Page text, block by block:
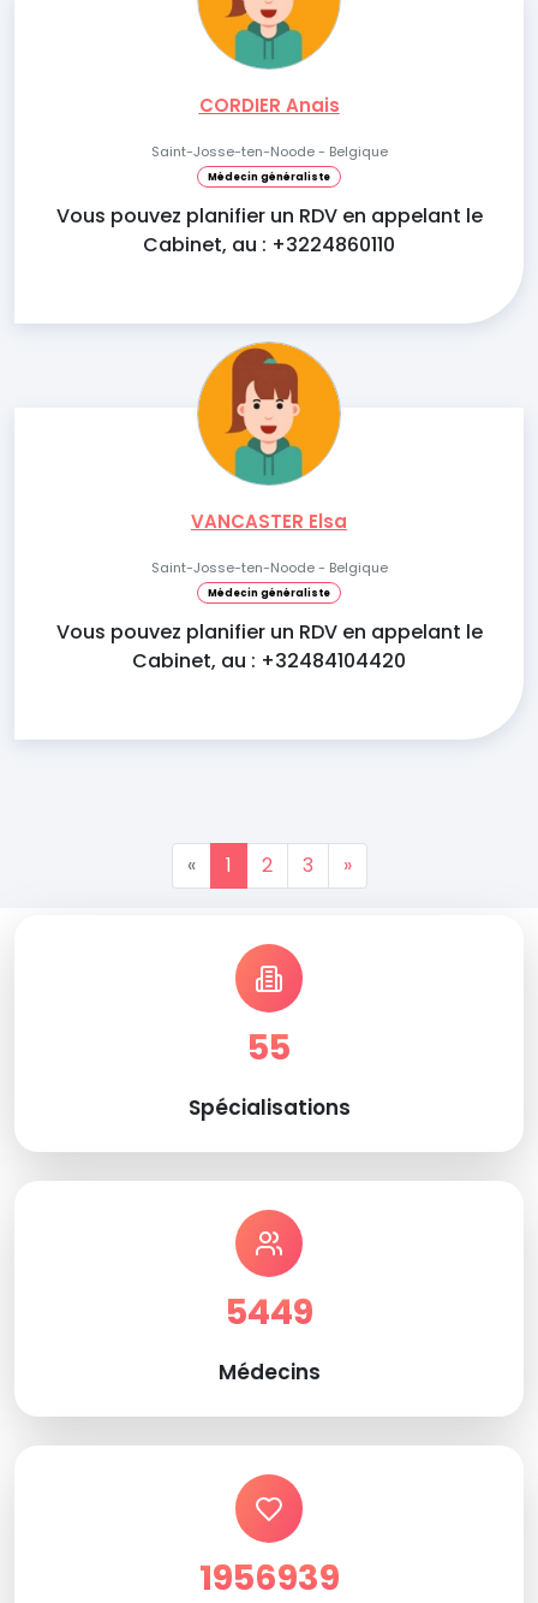
CORDIER Anais
Saint-Josse-ten-Noode - Belgique
Médecin généraliste
Vous pouvez planifier un RDV en appelant le
Cabinet, au : +3224860110
VANCASTER Elsa
Saint-Josse-ten-Noode - Belgique
Médecin généraliste
Vous pouvez planifier un RDV en appelant le
Cabinet, au : +32484104420
« 1 2 3 »
55
Spécialisations
5449
Médecins
1956939